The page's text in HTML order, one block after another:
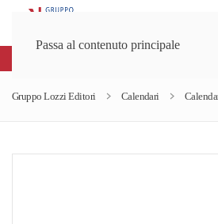
Passa al contenuto principale
Gruppo Lozzi Editori Calendari